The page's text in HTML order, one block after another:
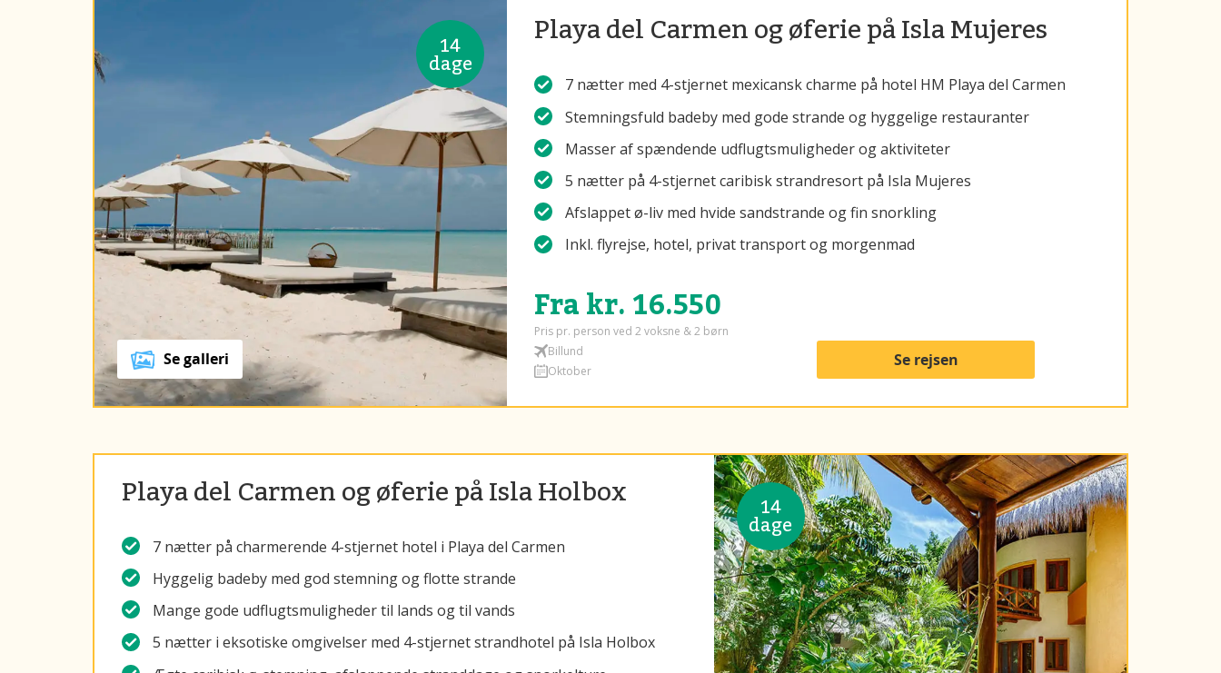
14
dage
Se galleri
Playa del Carmen og øferie på Isla Mujeres
7 nætter med 4-stjernet mexicansk charme på hotel HM Playa del Carmen
Stemningsfuld badeby med gode strande og hyggelige restauranter
Masser af spændende udflugtsmuligheder og aktiviteter
5 nætter på 4-stjernet caribisk strandresort på Isla Mujeres
Afslappet ø-liv med hvide sandstrande og fin snorkling
Inkl. flyrejse, hotel, privat transport og morgenmad
Fra kr. 16.550
Pris pr. person ved 2 voksne & 2 børn
Billund
Oktober
Se rejsen
14
dage
Playa del Carmen og øferie på Isla Holbox
7 nætter på charmerende 4-stjernet hotel i Playa del Carmen
Hyggelig badeby med god stemning og flotte strande
Mange gode udflugtsmuligheder til lands og til vands
5 nætter i eksotiske omgivelser med 4-stjernet strandhotel på Isla Holbox